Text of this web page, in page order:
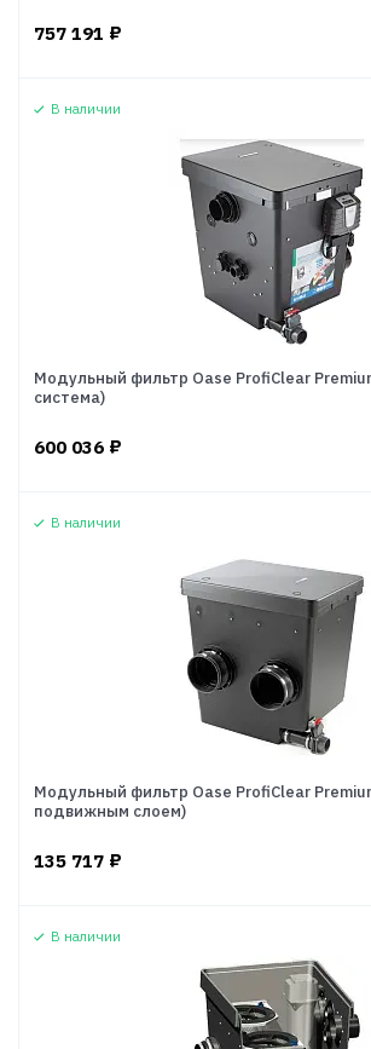
757 191 ₽
В наличии
Модульный фильтр Oase ProfiClear
система)
600 036 ₽
В наличии
Модульный фильтр Oase ProfiClear
подвижным слоем)
135 717 ₽
В наличии